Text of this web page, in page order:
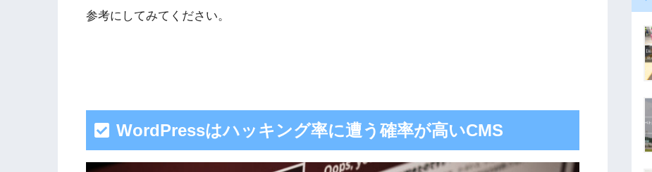
参考にしてみてください。
WordPressはハッキング率に遭う確率が高いCMS